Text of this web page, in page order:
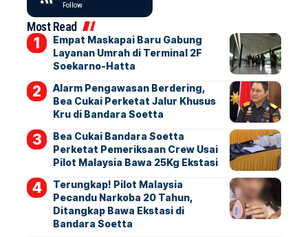
Follow
Most Read
Empat Maskapai Baru Gabung
Layanan Umrah di Terminal 2F
Soekarno-Hatta
Alarm Pengawasan Berdering,
Bea Cukai Perketat Jalur Khusus
Kru di Bandara Soetta
Bea Cukai Bandara Soetta
Perketat Pemeriksaan Crew Usai
Pilot Malaysia Bawa 25Kg Ekstasi
Terungkap! Pilot Malaysia
Pecandu Narkoba 20 Tahun,
Ditangkap Bawa Ekstasi di
Bandara Soetta